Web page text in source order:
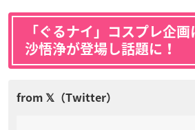
「ぐるナイ」コスプレ企画
沙悟浄が登場し話題に！